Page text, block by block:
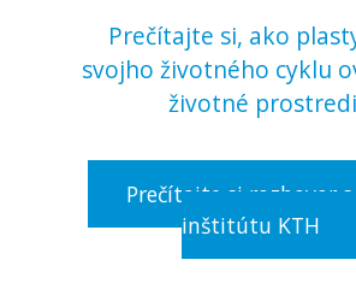
Prečítajte si, ako
svojho životného cyklu
životné
Prečítajte si rozhovor
inštitútu KTH